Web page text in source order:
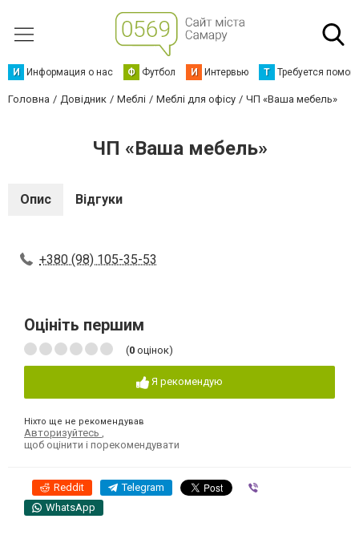
И Информация о нас Ф Футбол И Интервью Т Требуется
Головна Довідник Меблі Меблі для офісу ЧП «Ваша мебель»
ЧП «Ваша мебель»
Опис Відгуки
+380 (98) 105-35-53
Оцініть першим
(0 оцінок)
Я рекомендую
Ніхто ще не рекомендував
Авторизуйтесь
щоб оцінити і порекомендувати
Reddit Telegram
WhatsApp